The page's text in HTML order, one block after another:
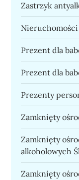
Zastrzyk
Prezent dla
Prezent dla
Prezenty
Zamknięty
Zamknięty
alkoholowych
Zamknięty